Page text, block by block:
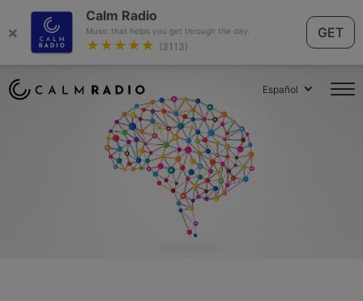
×
Calm Radio
Music that helps you get through the day.
★★★★★ (3113)
GET
Español